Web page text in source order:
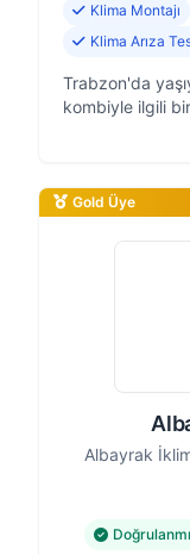
Klima Montajı
Klima Arıza
Trabzon'da
kombiyle ilgili bir
Gold Üye
Albayrak